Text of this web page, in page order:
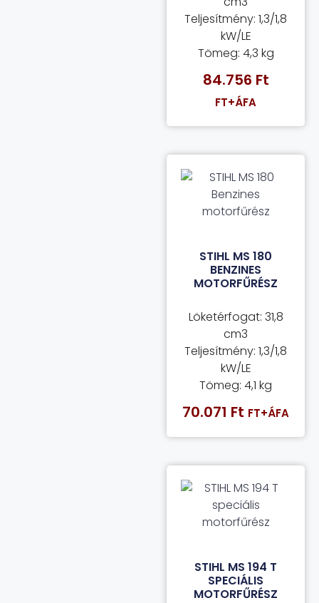
Teljesítmény: 1,3/1,8
kW/LE
Tömeg: 4,3 kg
84.756 Ft
FT+ÁFA
STIHL MS 180
BENZINES
MOTORFŰRÉSZ
Löketérfogat: 31,8
cm3
Teljesítmény: 1,3/1,8
kW/LE
Tömeg: 4,1 kg
70.071 Ft FT+ÁFA
STIHL MS 194 T
SPECIÁLIS
MOTORFŰRÉSZ